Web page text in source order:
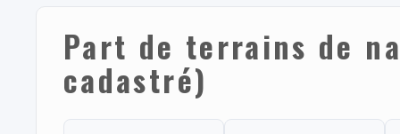
Part de terrains de
cadastré)